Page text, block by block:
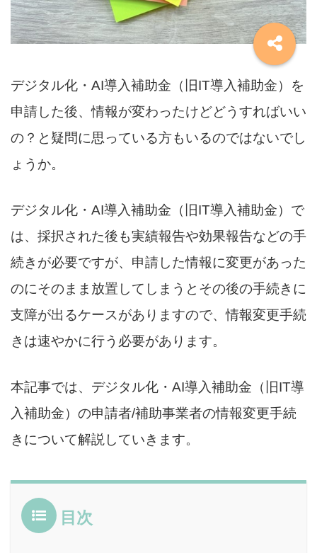
デジタル化・AI導入補助金（旧IT導入補助金）を
申請した後、情報が変わったけどどうすればいい
の？と疑問に思っている方もいるのではないでし
ょうか。
デジタル化・AI導入補助金（旧IT導入補助金）で
は、採択された後も実績報告や効果報告などの手
続きが必要ですが、申請した情報に変更があった
のにそのまま放置してしまうとその後の手続きに
支障が出るケースがありますので、情報変更手続
きは速やかに行う必要があります。
本記事では、デジタル化・AI導入補助金（旧IT導
入補助金）の申請者/補助事業者の情報変更手続
きについて解説していきます。
目次